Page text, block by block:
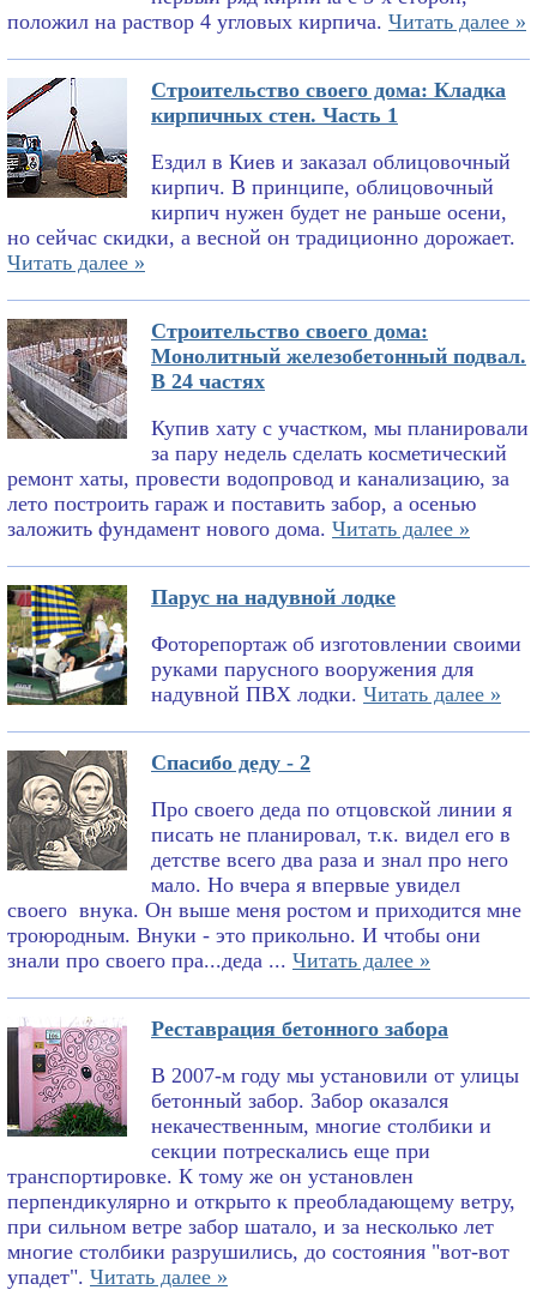
положил на раствор 4 угловых кирпича. Читать далее »
Строительство своего дома: Кладка
кирпичных стен. Часть 1
Ездил в Киев и заказал облицовочный
кирпич. В принципе, облицовочный
кирпич нужен будет не раньше осени,
но сейчас скидки, а весной он традиционно дорожает.
Читать далее »
Строительство своего дома:
Монолитный железобетонный подвал.
В 24 частях
Купив хату с участком, мы планировали
за пару недель сделать косметический
ремонт хаты, провести водопровод и канализацию, за
лето построить гараж и поставить забор, а осенью
заложить фундамент нового дома. Читать далее »
Парус на надувной лодке
Фоторепортаж об изготовлении своими
руками парусного вооружения для
надувной ПВХ лодки. Читать далее »
Спасибо деду - 2
Про своего деда по отцовской линии я
писать не планировал, т.к. видел его в
детстве всего два раза и знал про него
мало. Но вчера я впервые увидел
своего внука. Он выше меня ростом и приходится мне
троюродным. Внуки - это прикольно. И чтобы они
знали про своего пра...деда ... Читать далее »
Реставрация бетонного забора
В 2007-м году мы установили от улицы
бетонный забор. Забор оказался
некачественным, многие столбики и
секции потрескались еще при
транспортировке. К тому же он установлен
перпендикулярно и открыто к преобладающему ветру,
при сильном ветре забор шатало, и за несколько лет
многие столбики разрушились, до состояния "вот-вот
упадет". Читать далее »